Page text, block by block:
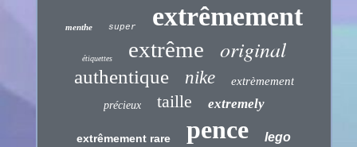
menthe super extrêmement
étiquettes extrême original
authentique nike extrèmement
précieux taille extremely
extrêmement rare pence lego